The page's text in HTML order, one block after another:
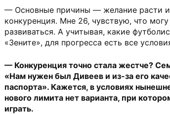
— Основные причины — желание расти
конкуренция. Мне 26, чувствую, что могу
развиваться. А учитывая, какие
«Зените», для прогресса есть все
— Конкуренция точно стала жестче?
«Нам нужен был Дивеев и из-за его
паспорта». Кажется, в условиях
нового лимита нет варианта, при
играть.